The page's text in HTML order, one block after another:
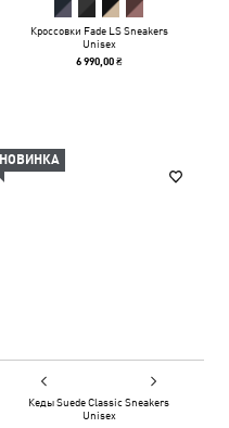
Кроссовки Fade LS Sneakers
Unisex
6 990,00 ₴
НОВИНКА
Кеды Suede Classic Sneakers
Unisex